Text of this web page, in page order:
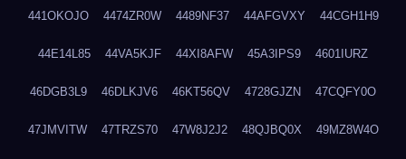
441OKOJO 4474ZR0W 4489NF37 44AFGVXY 44CGH1H9
44E14L85 44VA5KJF 44XI8AFW 45A3IPS9 4601IURZ
46DGB3L9 46DLKJV6 46KT56QV 4728GJZN 47CQFY0O
47JMVITW 47TRZS70 47W8J2J2 48QJBQ0X 49MZ8W4O